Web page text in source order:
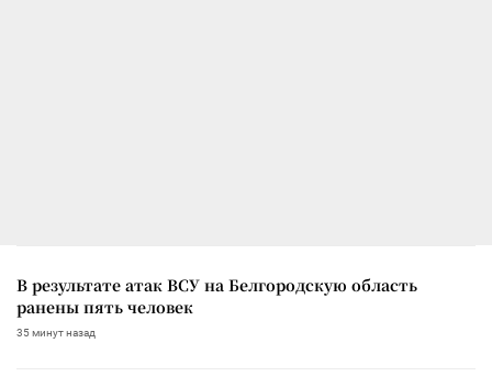
В результате атак ВСУ на Белгородскую область
ранены пять человек
35 минут назад